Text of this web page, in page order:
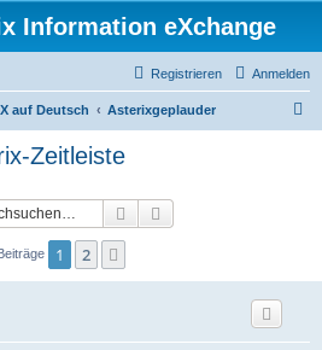
Information eXchange
Anmelden
Registrieren
auf Deutsch Asterixgeplauder
Zeitleiste
Suche
1 2